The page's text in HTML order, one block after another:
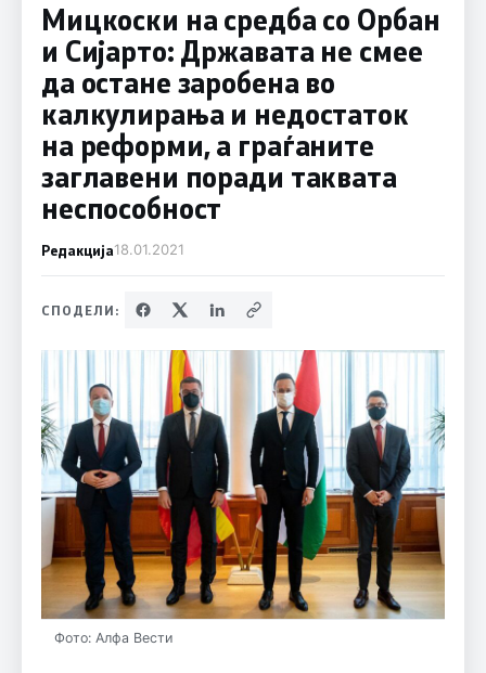
Мицкоски на средба со Орбан
и Сијарто: Државата не смее
да остане заробена во
калкулирања и недостаток
на реформи, а граѓаните
заглавени поради таквата
неспособност
Редакција18.01.2021
СПОДЕЛИ:
Фото: Алфа Вести